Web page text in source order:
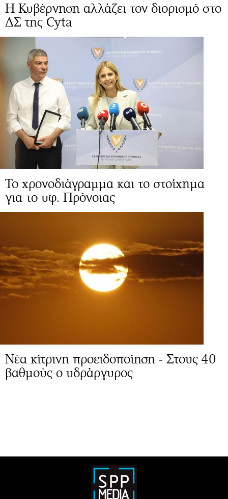
Η Κυβέρνηση αλλάζει τον διορισμό στο
ΔΣ της Cyta
Το χρονοδιάγραμμα και το στοίχημα
για το υφ. Πρόνοιας
Νέα κίτρινη προειδοποίηση - Στους 40
βαθμούς ο υδράργυρος